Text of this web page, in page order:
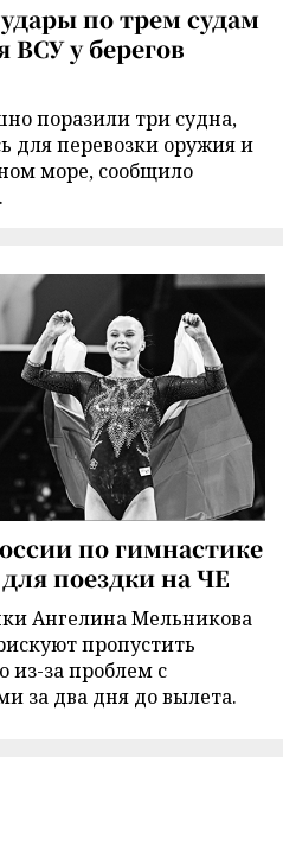
по трем судам
у берегов
поразили три судна,
для перевозки оружия и
море, сообщило
по гимнастике
поездки на ЧЕ
Ангелина Мельникова
пропустить
из-за проблем с
за два дня до вылета.